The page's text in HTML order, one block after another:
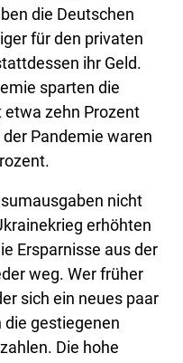
die Deutschen
für den privaten
ihr Geld.
sparten die
zehn Prozent
Pandemie waren
nicht
erhöhten
Ersparnisse aus der
weg. Wer früher
sich ein neues paar
gestiegenen
Die hohe